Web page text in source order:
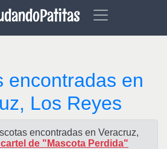
encontradas en
Los Reyes
encontradas en Veracruz,
cartel de "Mascota Perdida"